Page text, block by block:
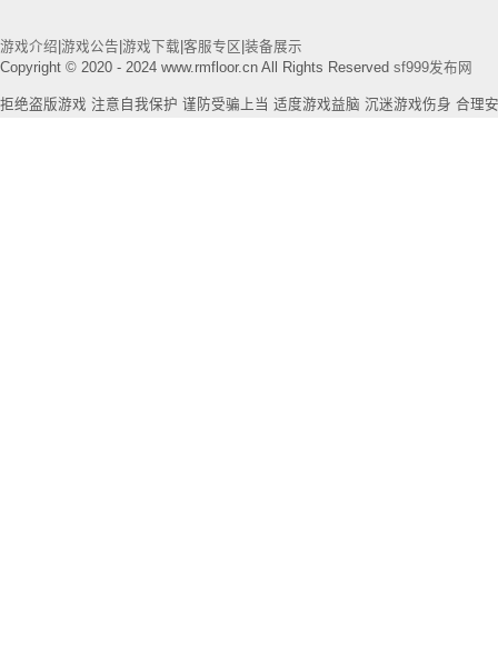
游戏介绍 游戏公告 游戏下载 客服专区 装备展示
Copyright © 2020 - 2024 www.rmfloor.cn All Rights Reserved sf999发布网
拒绝盗版游戏 注意自我保护 谨防受骗上当 适度游戏益脑 沉迷游戏伤身 合理